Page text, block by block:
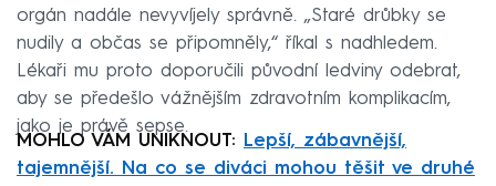
orgán nadále nevyvíjely správně. „Staré drůbky se
nudily a občas se připomněly,“ říkal s nadhledem.
Lékaři mu proto doporučili původní ledviny odebrat,
aby se předešlo vážnějším zdravotním komplikacím,
jako je právě sepse.
MOHLO VÁM UNIKNOUT: Lepší, zábavnější,
tajemnější. Na co se diváci mohou těšit ve druhé